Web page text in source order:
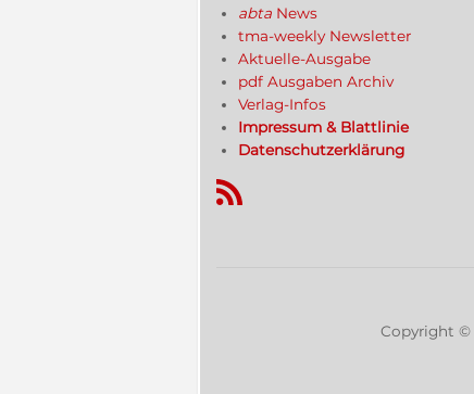
abta News
tma-weekly Newsletter
Aktuelle-Ausgabe
pdf Ausgaben Archiv
Verlag-Infos
Impressum & Blattlinie
Datenschutzerklärung
RSS-Feed
Copyright ©